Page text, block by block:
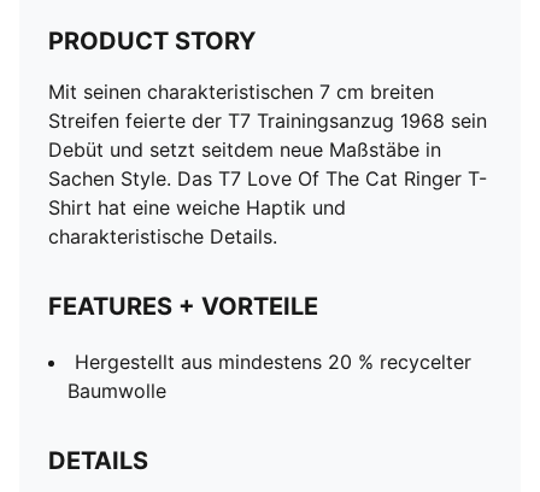
PRODUCT STORY
Mit seinen charakteristischen 7 cm breiten
Streifen feierte der T7 Trainingsanzug 1968 sein
Debüt und setzt seitdem neue Maßstäbe in
Sachen Style. Das T7 Love Of The Cat Ringer T-
Shirt hat eine weiche Haptik und
charakteristische Details.
FEATURES + VORTEILE
Hergestellt aus mindestens 20 % recycelter
Baumwolle
DETAILS